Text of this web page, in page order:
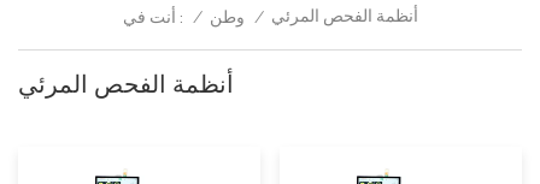
أنت في : / وطن / أنظمة الفحص المرئي
أنظمة الفحص المرئي